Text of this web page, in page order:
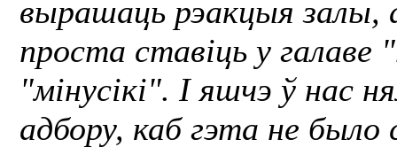
вырашаць рэакцыя залы,
проста ставіць у галаве
"мінусікі". І яшчэ ў нас
адбору, каб гэта не было